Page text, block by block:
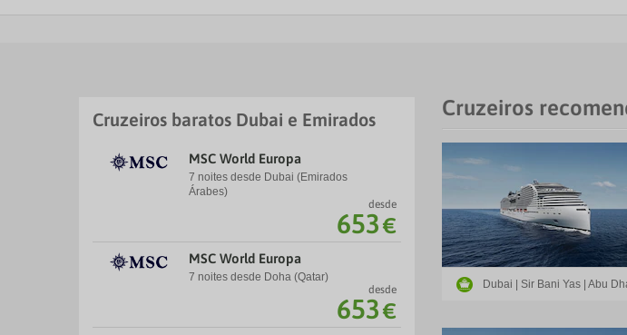
Cruzeiros
Dubai | Sir Bani Yas | Abu
Cruzeiros baratos Dubai e Emirados
MSC World Europa
7 noites desde Dubai (Emirados
Árabes)
desde
653€
MSC World Europa
7 noites desde Doha (Qatar)
desde
653€